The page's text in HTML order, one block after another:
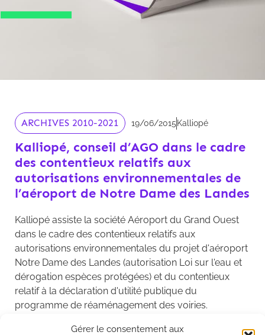
Gérer le consentement aux
ARCHIVES 2010-2021 19/06/2015 Kalliopé
Kalliopé, conseil d’AGO dans le cadre
des contentieux relatifs aux
autorisations environnementales de
l’aéroport de Notre Dame des Landes
Kalliopé assiste la société Aéroport du Grand Ouest
dans le cadre des contentieux relatifs aux
autorisations environnementales du projet d'aéroport
Notre Dame des Landes (autorisation Loi sur l'eau et
dérogation espèces protégées) et du contentieux
relatif à la déclaration d'utilité publique du
programme de réaménagement des voiries.
A ce titre, elle était présente à l'audience qui s'est